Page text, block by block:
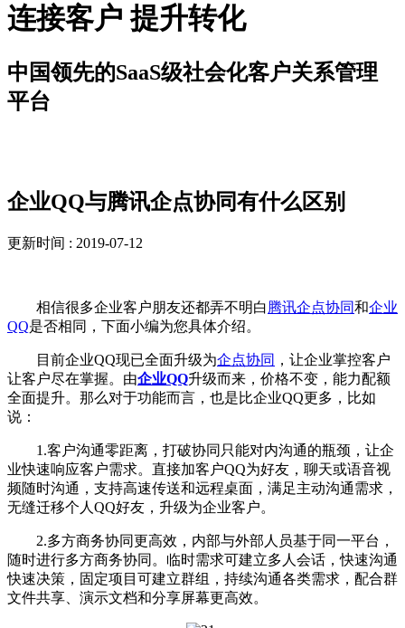
连接客户 提升转化
中国领先的SaaS级社会化客户关系管理
平台
企业QQ与腾讯企点协同有什么区别
更新时间 : 2019-07-12
相信很多企业客户朋友还都弄不明白腾讯企点协同和企业
QQ是否相同，下面小编为您具体介绍。
目前企业QQ现已全面升级为企点协同 ，让企业掌控客户
让客户尽在掌握。由企业QQ升级而来，价格不变，能力配额
全面提升。那么对于功能而言，也是比企业QQ更多，比如
说：
1.客户沟通零距离，打破协同只能对内沟通的瓶颈，让企
业快速响应客户需求。直接加客户QQ为好友，聊天或语音视
频随时沟通，支持高速传送和远程桌面，满足主动沟通需求，
无缝迁移个人QQ好友，升级为企业客户。
2.多方商务协同更高效，内部与外部人员基于同一平台，
随时进行多方商务协同。临时需求可建立多人会话，快速沟通
快速决策，固定项目可建立群组，持续沟通各类需求，配合群
文件共享、演示文档和分享屏幕更高效。